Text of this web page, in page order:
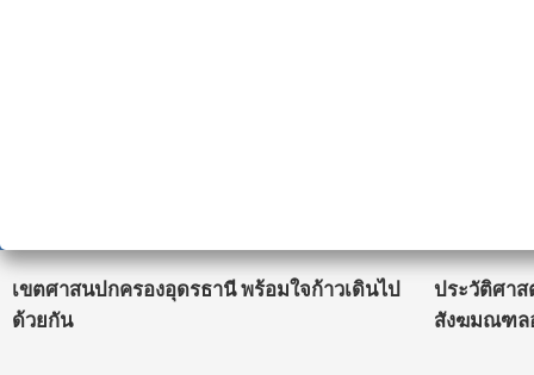
เขตศาสนปกครองอุดรธานี พร้อมใจก้าวเดินไป
ด้วยกัน
ประวัติศาส
สังฆมณฑล